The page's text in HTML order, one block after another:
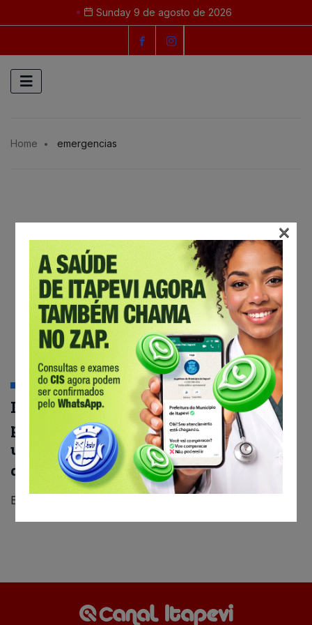
Sunday 9 de agosto de 2026
Home emergencias
SAÚDE
Itapevi realiza mais de 1 milhão de
procedimentos ambulatoriais e de
urgência e emergência no primeiro
quadrimestre de 2019
By
×